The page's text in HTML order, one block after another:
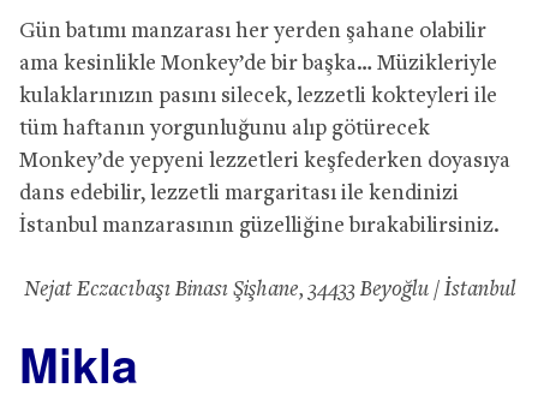
Gün batımı manzarası her yerden şahane olabilir
ama kesinlikle Monkey’de bir başka… Müzikleriyle
kulaklarınızın pasını silecek, lezzetli kokteyleri ile
tüm haftanın yorgunluğunu alıp götürecek
Monkey’de yepyeni lezzetleri keşfederken doyasıya
dans edebilir, lezzetli margaritası ile kendinizi
İstanbul manzarasının güzelliğine bırakabilirsiniz.
Nejat Eczacıbaşı Binası Şişhane, 34433 Beyoğlu / İstanbul
Mikla